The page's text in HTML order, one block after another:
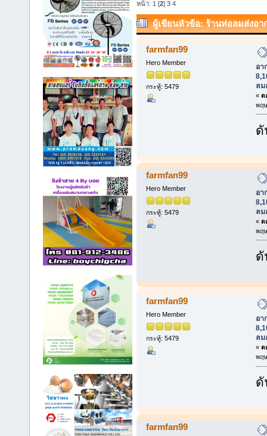
หน้า: 1 [2] 3 4
ผู้เขียนหัวข้อ: ร้านท่อลมส่งอ
8,10,12,16,20,24,32 นิ้ว ท่อลมอุ
farmfan99
Hero Member
กระทู้: 5479
อา
ลม
« ต
พฤ
ดั
farmfan99
Hero Member
กระทู้: 5479
อา
ลม
« ต
พฤ
ดั
farmfan99
Hero Member
กระทู้: 5479
อา
ลม
« ต
พฤ
ดั
farmfan99